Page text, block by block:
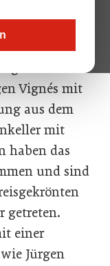
300 Jahre
kleinen,
genießt
Vignés mit
aus dem
mit
haben das
und sind
getreten.
einer
Jürgen